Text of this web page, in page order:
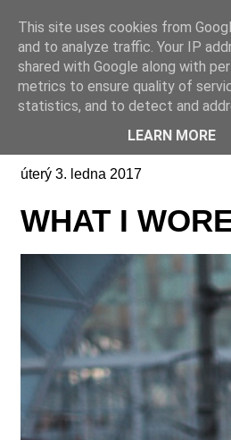
Online casino
úterý 3. ledna 2017
WHAT I
This site uses cookies from
and to analyze traffic. Your IP
shared with Google along with
metrics to ensure quality of
statistics, and to detect and
LEARN MORE